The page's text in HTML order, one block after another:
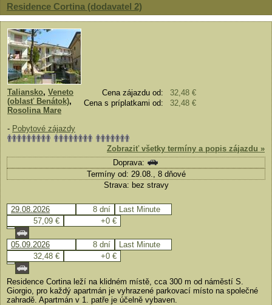
Residence Cortina (dodavatel 2)
Cena zájazdu od:
32,48 €
Cena s príplatkami od:
32,48 €
Taliansko, Veneto
(oblasť Benátok),
Rosolina Mare
- Pobytové zájazdy
Zobraziť všetky termíny a popis zájazdu »
Doprava:
Termíny od: 29.08., 8 dňové
Strava: bez stravy
29.08.2026 8 dní
Last Minute
57,09 €
+0 €
05.09.2026 8 dní
Last Minute
32,48 €
+0 €
Residence Cortina leží na klidném místě, cca 300 m od náměstí S.
Giorgio, pro každý apartmán je vyhrazené parkovací místo na společné
zahradě. Apartmán v 1. patře je účelně vybaven.